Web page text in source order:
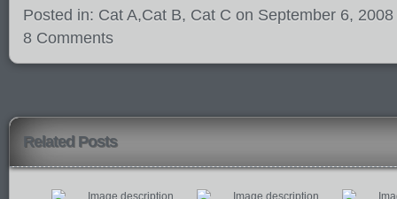
Posted in: Cat A,Cat B, Cat C on September 6, 2008
8 Comments
Related Posts